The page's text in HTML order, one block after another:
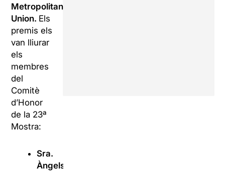
Metropolitan
Union. Els
premis els
van lliurar
els
membres
del
Comitè
d’Honor
de la 23ª
Mostra:
Sra.
Àngels